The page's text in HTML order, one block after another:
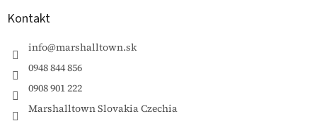
Kontakt
info@marshalltown.sk
0948 844 856
0908 901 222
Marshalltown Slovakia Czechia